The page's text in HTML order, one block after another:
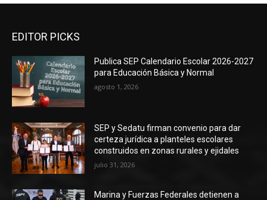
EDITOR PICKS
Publica SEP Calendario Escolar 2026-2027
para Educación Básica y Normal
agosto 1, 2026
SEP y Sedatu firman convenio para dar
certeza jurídica a planteles escolares
construidos en zonas rurales y ejidales
julio 31, 2026
Marina y Fuerzas Federales detienen a